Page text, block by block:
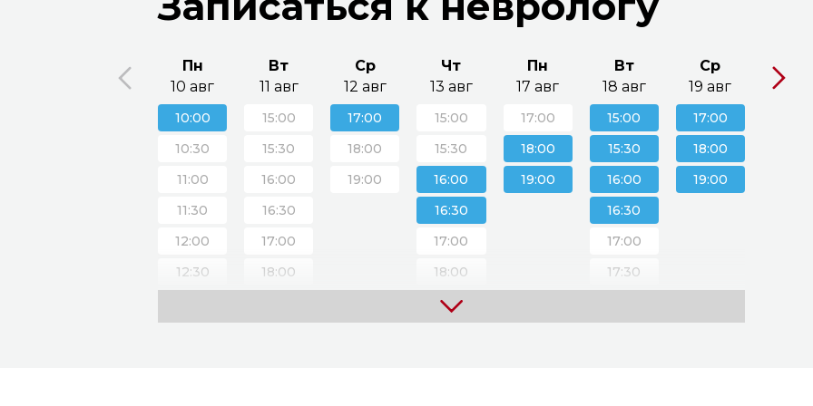
Пн
10 авг
10:00
10:30
11:00
11:30
12:00
12:30
Вт
11 авг
15:00
15:30
16:00
16:30
17:00
18:00
Ср
12 авг
17:00
18:00
19:00
Чт
13 авг
15:00
15:30
16:00
16:30
17:00
18:00
19:00
Пн
17 авг
17:00
18:00
19:00
Вт
18 авг
15:00
15:30
16:00
16:30
17:00
17:30
Ср
19 авг
17:00
18:00
19:00
20